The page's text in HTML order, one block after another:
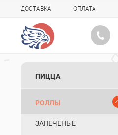
ДОСТАВКА ОПЛАТА
ПИЦЦА
РОЛЛЫ
ЗАПЕЧЕНЫЕ